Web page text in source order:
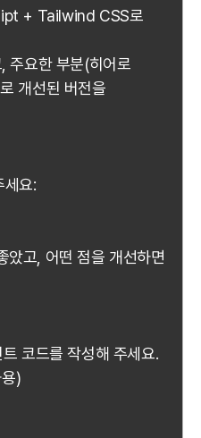
+ Tailwind CSS로
주요한 부분(히어로
개선된 버전을
세요:
았고, 어떤 점을 개선하면
코드를 작성해 주세요.
)